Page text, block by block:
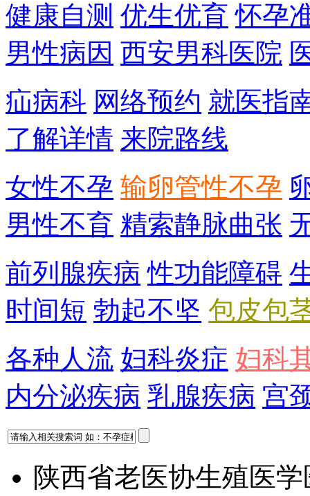
健康自测 优生优育 怀孕
男性病因 西安男科医院
疝病科 网络预约 就医指
了解详情 来院路线
女性不孕 输卵管性不孕
男性不育 精索静脉曲张
前列腺疾病 性功能障碍
时间短 勃起不坚 包皮包
各种人流 妇科炎症 妇科
内分泌疾病 乳腺疾病 宫
陕西省老医协生殖医